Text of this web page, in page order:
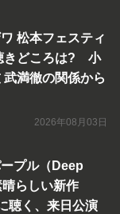
松本フェスティ
きどころは? 小
満徹の関係から
2026年08月03日
プル（Deep
らしい新作
聴く、来日公演